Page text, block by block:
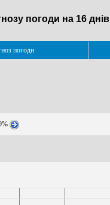
погоди на 16 днів
погоди